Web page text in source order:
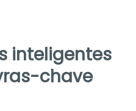
inteligentes
chave